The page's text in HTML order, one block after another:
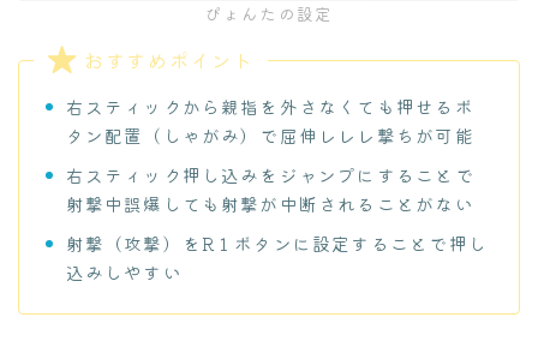
ぴょんたの設定
おすすめポイント
右スティックから親指を外さなくても押せるボ
タン配置（しゃがみ）で屈伸レレレ撃ちが可能
右スティック押し込みをジャンプにすることで
射撃中誤爆しても射撃が中断されることがない
射撃（攻撃）をR１ボタンに設定することで押し
込みしやすい